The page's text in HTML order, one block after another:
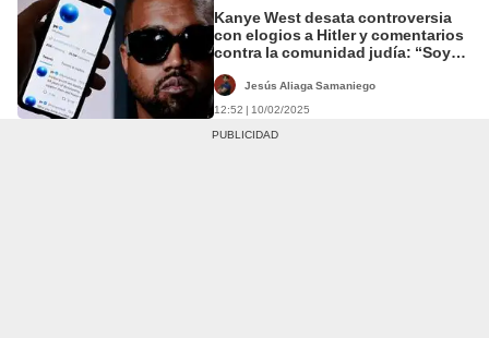
Kanye West desata controversia
con elogios a Hitler y comentarios
contra la comunidad judía: “Soy
Jesús Aliaga Samaniego
12:52 | 10/02/2025